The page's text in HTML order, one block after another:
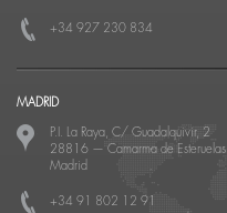
+34 927 230 834
MADRID
P.I. La Raya, C/ Guadalquivir, 2
28816 — Camarma de Esteruelas
Madrid
+34 91 802 12 91